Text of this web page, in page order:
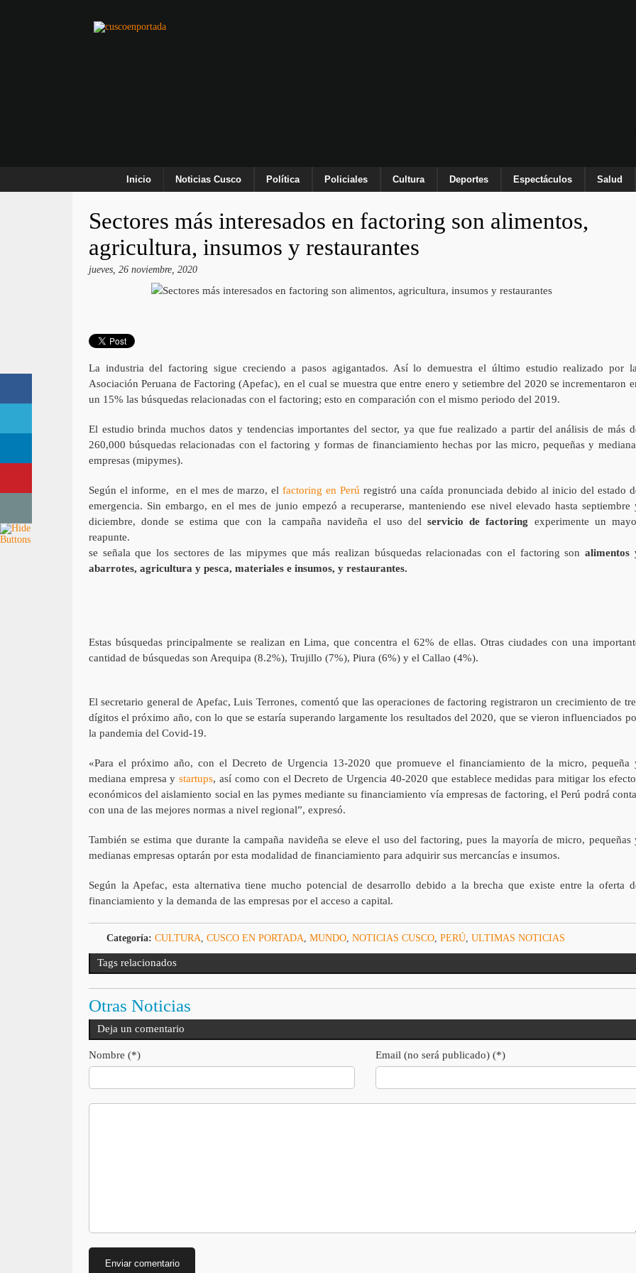
Inicio Noticias Cusco Política Policiales Cultura Deportes Espectáculos Salud
Sectores más interesados en factoring son alimentos,
agricultura, insumos y restaurantes
jueves, 26 noviembre, 2020
La industria del factoring sigue creciendo a pasos agigantados. Así lo demuestra el último estudio realizado por la
Asociación Peruana de Factoring (Apefac), en el cual se muestra que entre enero y setiembre del 2020 se incrementaron
un 15% las búsquedas relacionadas con el factoring; esto en comparación con el mismo periodo del 2019.
El estudio brinda muchos datos y tendencias importantes del sector, ya que fue realizado a partir del análisis de más
260,000 búsquedas relacionadas con el factoring y formas de financiamiento hechas por las micro, pequeñas y
empresas (mipymes).
Según el informe, en el mes de marzo, elfactoring en Perú registró una caída pronunciada debido al inicio del estado
emergencia. Sin embargo, en el mes de junio empezó a recuperarse, manteniendo ese nivel elevado hasta septiembre
diciembre, donde se estima que con la campaña navideña el uso delservicio de factoring experimente un
se señala que los sectores de las mipymes que más realizan búsquedas relacionadas con el factoring sonalimentos
abarrotes, agricultura y pesca, materiales e insumos, y restaurantes.
Estas búsquedas principalmente se realizan en Lima, que concentra el 62% de ellas. Otras ciudades con una
cantidad de búsquedas son Arequipa (8.2%), Trujillo (7%), Piura (6%) y el Callao (4%).
El secretario general de Apefac, Luis Terrones, comentó que las operaciones de factoring registraron un crecimiento de
dígitos el próximo año, con lo que se estaría superando largamente los resultados del 2020, que se vieron influenciados
la pandemia del Covid-19.
«Para el próximo año, con el Decreto de Urgencia 13-2020 que promueve el financiamiento de la micro, pequeña
mediana empresa ystartups, así como con el Decreto de Urgencia 40-2020 que establece medidas para mitigar los
económicos del aislamiento social en las pymes mediante su financiamiento vía empresas de factoring, el Perú podrá
con una de las mejores normas a nivel regional”, expresó.
También se estima que durante la campaña navideña se eleve el uso del factoring, pues la mayoría de micro, pequeñas
medianas empresas optarán por esta modalidad de financiamiento para adquirir sus mercancías e insumos.
Según la Apefac, esta alternativa tiene mucho potencial de desarrollo debido a la brecha que existe entre la oferta
financiamiento y la demanda de las empresas por el acceso a capital.
Categoría: CULTURA CUSCO EN PORTADA MUNDO, NOTICIAS CUSCO, PERÚ, ULTIMAS NOTICIAS
Tags relacionados
Otras Noticias
Deja un comentario
Nombre (*) Email (no será publicado) (*)